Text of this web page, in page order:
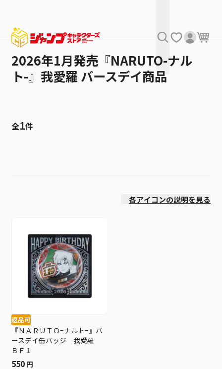
2026年1月発売『NARUTO-ナル
ト-』我愛羅 バースデイ商品
全1件
各アイコンの説明を見る
返品可
『ＮＡＲＵＴＯ−ナルト−』バ
ースデイ缶バッジ 我愛羅
ＢＦ１
550 円